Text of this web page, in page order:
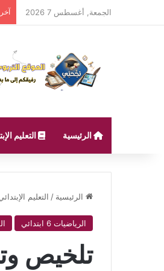
الجمعة, أغسطس 7 2026
الرئيسية التعليم
الرئيسية / التعليم
الرياضيات 6 ابتدائي
تلخيص